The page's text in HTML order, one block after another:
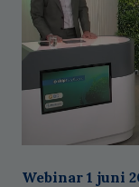
Webinar 1 juni